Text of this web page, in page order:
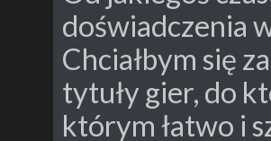
doświadczenia
Chciałbym się
tytuły gier, do
którym łatwo i